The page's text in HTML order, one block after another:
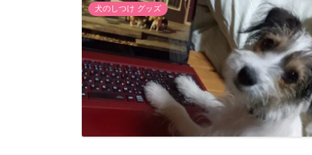
犬のしつけ グッズ